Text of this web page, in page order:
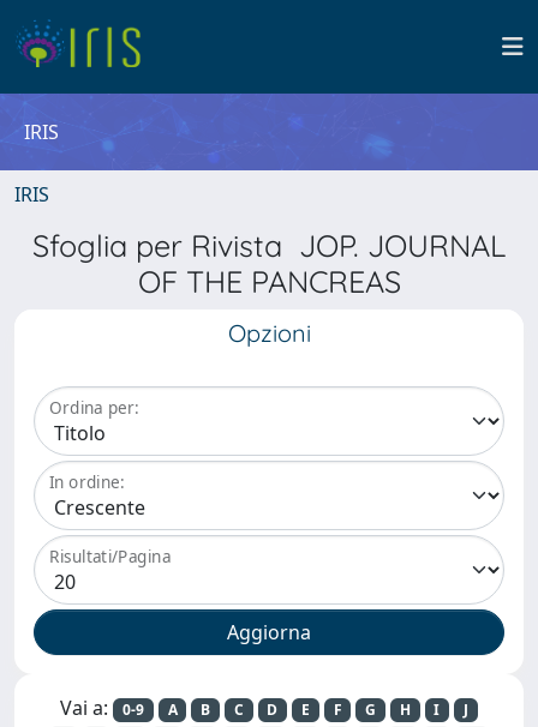
IRIS
IRIS
Sfoglia per Rivista JOP. JOURNAL
OF THE PANCREAS
Opzioni
Ordina per:
In ordine:
Risultati/Pagina
Vai a: 0-9 A B C D E F G H I
J